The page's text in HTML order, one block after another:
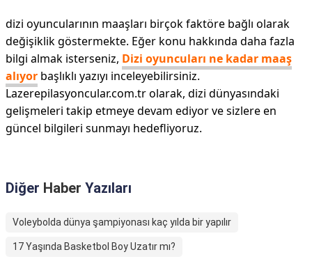
dizi oyuncularının maaşları birçok faktöre bağlı olarak
değişiklik göstermekte. Eğer konu hakkında daha fazla
bilgi almak isterseniz, Dizi oyuncuları ne kadar maaş
alıyor başlıklı yazıyı inceleyebilirsiniz.
Lazerepilasyoncular.com.tr olarak, dizi dünyasındaki
gelişmeleri takip etmeye devam ediyor ve sizlere en
güncel bilgileri sunmayı hedefliyoruz.
Diğer Haber Yazıları
Voleybolda dünya şampiyonası kaç yılda bir yapılır
17 Yaşında Basketbol Boy Uzatır mı?